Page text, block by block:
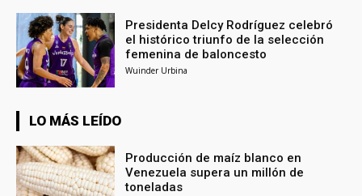
Presidenta Delcy Rodríguez celebró
el histórico triunfo de la selección
femenina de baloncesto
Wuinder Urbina
LO MÁS LEÍDO
Producción de maíz blanco en
Venezuela supera un millón de
toneladas